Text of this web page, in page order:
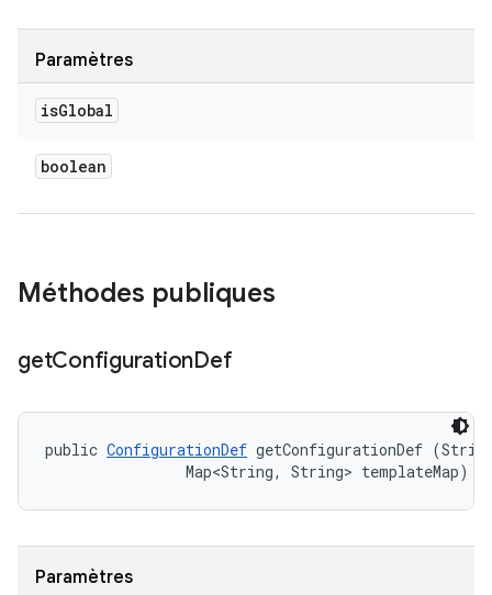
Paramètres
isGlobal
boolean
Méthodes publiques
getConfigurationDef
public ConfigurationDef getConfigurationDef
                Map<String, String> templateMap)
Paramètres